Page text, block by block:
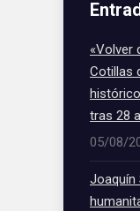
«Volver
Cotillas
tras 28
05/08/
Joaquín